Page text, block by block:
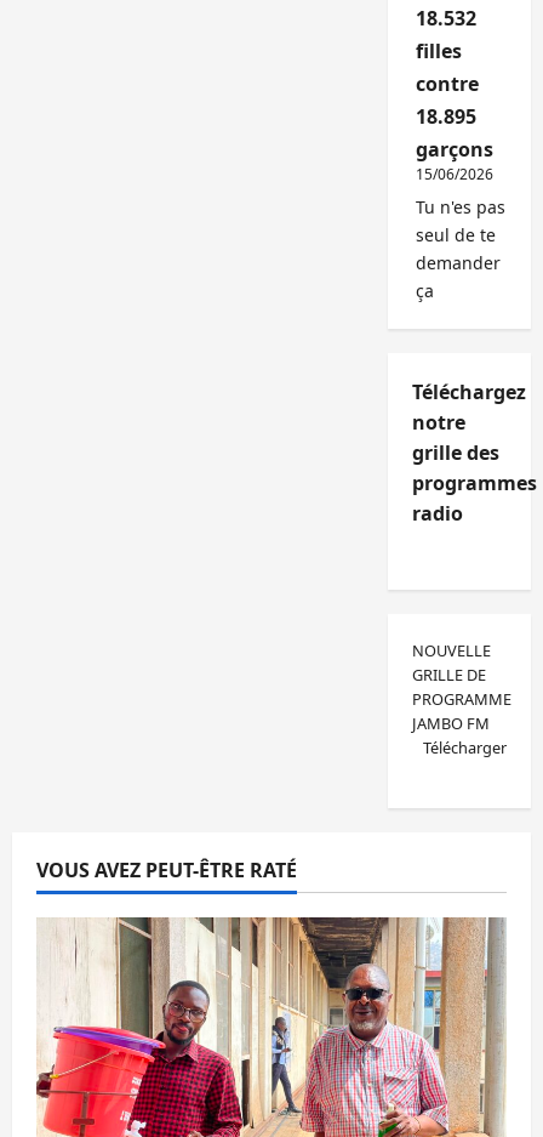
18.532
filles
contre
18.895
garçons
15/06/2026
Tu n'es pas
seul de te
demander
ça
Téléchargez
notre
grille des
programmes
radio
NOUVELLE
GRILLE DE
PROGRAMME
JAMBO FM
Télécharger
VOUS AVEZ PEUT-ÊTRE RATÉ